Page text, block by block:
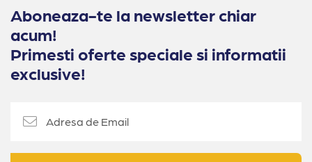
Aboneaza-te la newsletter chiar
acum!
Primesti oferte speciale si informatii
exclusive!